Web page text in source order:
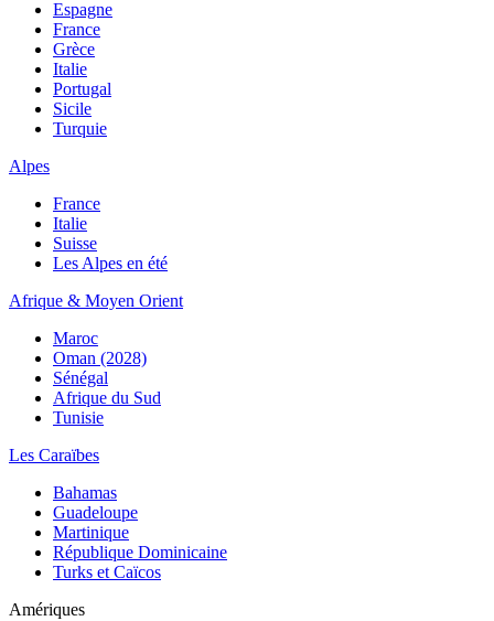
Espagne
France
Grèce
Italie
Portugal
Sicile
Turquie
Alpes
France
Italie
Suisse
Les Alpes en été
Afrique & Moyen Orient
Maroc
Oman (2028)
Sénégal
Afrique du Sud
Tunisie
Les Caraïbes
Bahamas
Guadeloupe
Martinique
République Dominicaine
Turks et Caïcos
Amériques